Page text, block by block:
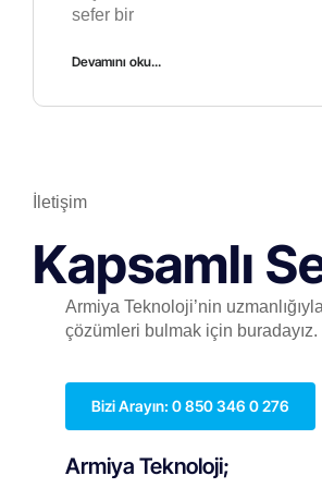
sefer bir
Devamını oku...
İletişim
Kapsamlı
Armiya Teknoloji’nin
çözümleri bulmak için buradayız.
Bizi Arayın: 0 850 346 0 276
Armiya Teknoloji;